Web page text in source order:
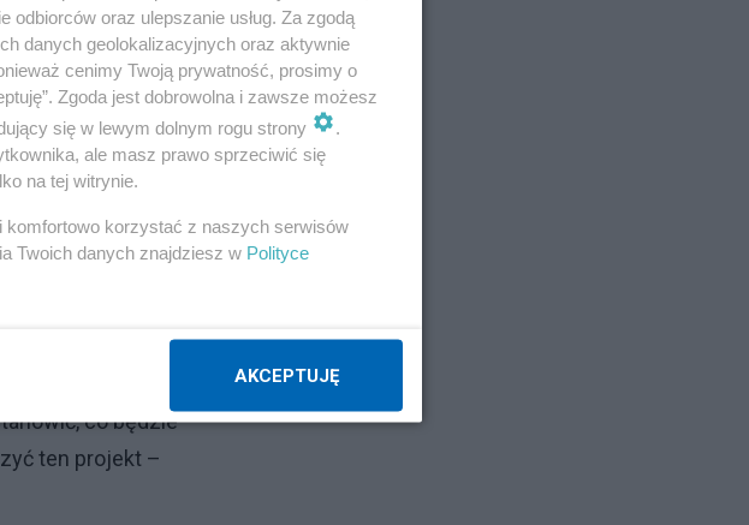
co będzie
ten projekt –
oraz ulepszanie usług. Za zgodą
danych geolokalizacyjnych oraz aktywnie
cenimy Twoją prywatność, prosimy o
Zgoda jest dobrowolna i zawsze możesz
się w lewym dolnym rogu strony
.
ale masz prawo sprzeciwić się
na tej witrynie.
komfortowo korzystać z naszych serwisów
Twoich danych znajdziesz w Polityce
AKCEPTUJĘ